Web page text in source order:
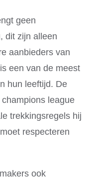
geen
dit zijn alleen
aanbieders van
een van de meest
hun leeftijd. De
league
trekkingsregels hij
respecteren
ook